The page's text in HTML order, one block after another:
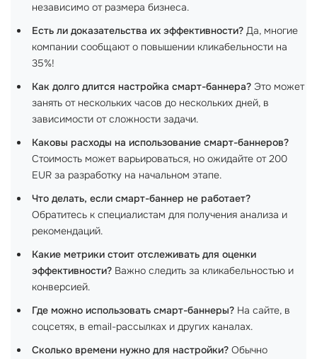
независимо от размера бизнеса.
Есть ли доказательства их эффективности? Да, многие
компании сообщают о повышении кликабельности на
35%!
Как долго длится настройка смарт-баннера? Это может
занять от нескольких часов до нескольких дней, в
зависимости от сложности задачи.
Каковы расходы на использование смарт-баннеров?
Стоимость может варьироваться, но ожидайте от 200
EUR за разработку на начальном этапе.
Что делать, если смарт-баннер не работает?
Обратитесь к специалистам для получения анализа и
рекомендаций.
Какие метрики стоит отслеживать для оценки
эффективности? Важно следить за кликабельностью и
конверсией.
Где можно использовать смарт-баннеры? На сайте, в
соцсетях, в email-рассылках и других каналах.
Сколько времени нужно для настройки? Обычно